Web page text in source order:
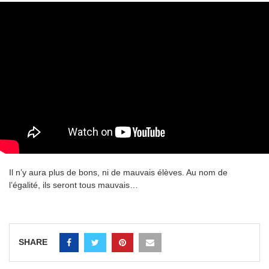
Il n’y aura plus de bons, ni de mauvais élèves. Au nom de
l’égalité, ils seront tous mauvais…
SHARE